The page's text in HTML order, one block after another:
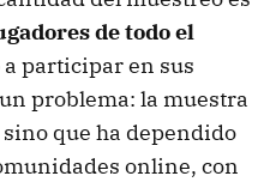
de todo el
participar en sus
problema: la muestra
sino que ha dependido
online, con